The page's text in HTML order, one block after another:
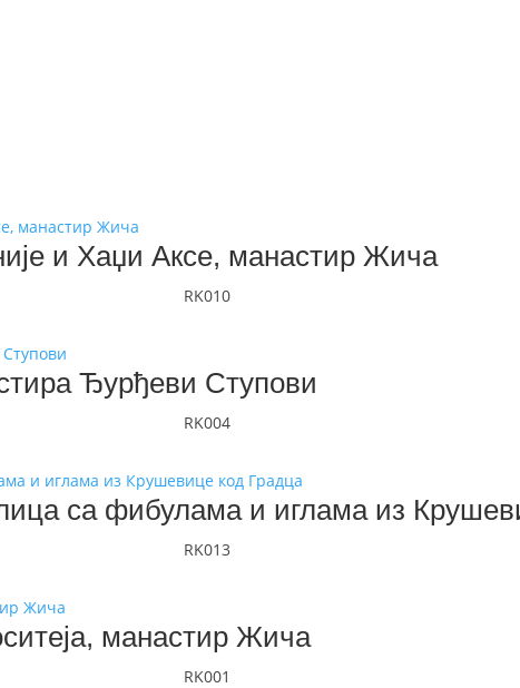
и Хаџи Аксе, манастир Жича
RK010
Ђурђеви Ступови
RK004
са фибулама и иглама из
RK013
манастир Жича
RK001